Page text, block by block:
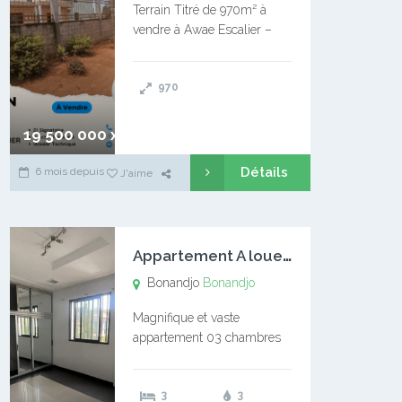
19 500 000 xaf
Terrain Titré de 970m² à
vendre à Awae Escalier –
l’Université Catholique –
970
6 mois depuis J'aime Détails
A
ppartement A louer Bonandjo
Bonandjo Bonandjo
Magnifique et vaste
appartement 03 chambres
douches 01 vaste salon 01
3
3